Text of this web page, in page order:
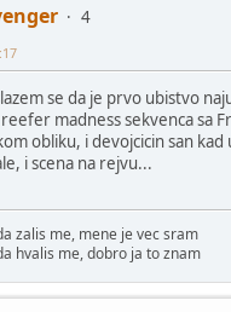
4
se da je prvo ubistvo
madness sekvenca sa
obliku, i devojcicin san kad
i scena na rejvu...
zalis me, mene je vec sram
hvalis me, dobro ja to znam